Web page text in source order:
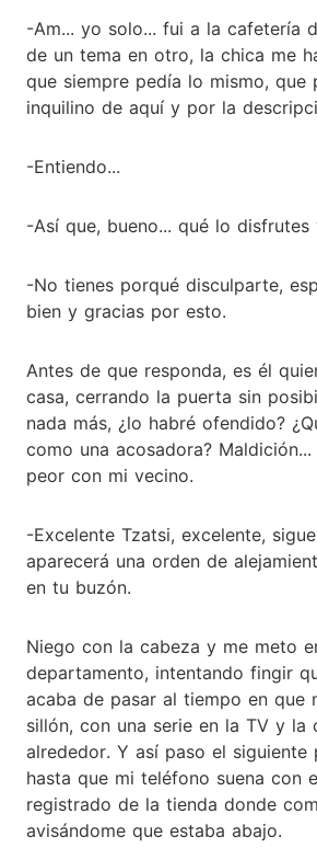
-Am... yo solo... fui a la cafetería
de un tema en otro, la chica me
que siempre pedía lo mismo, que
inquilino de aquí y por la
-Entiendo...
-Así que, bueno... qué lo disfrutes
-No tienes porqué disculparte,
bien y gracias por esto.
Antes de que responda, es él
casa, cerrando la puerta sin
nada más, ¿lo habré ofendido?
como una acosadora?
peor con mi vecino.
-Excelente Tzatsi, excelente,
aparecerá una orden de
en tu buzón.
Niego con la cabeza y me meto
departamento, intentando fingir
acaba de pasar al tiempo en que
sillón, con una serie en la TV y la
alrededor. Y así paso el siguiente
hasta que mi teléfono suena con
registrado de la tienda donde
avisándome que estaba abajo.